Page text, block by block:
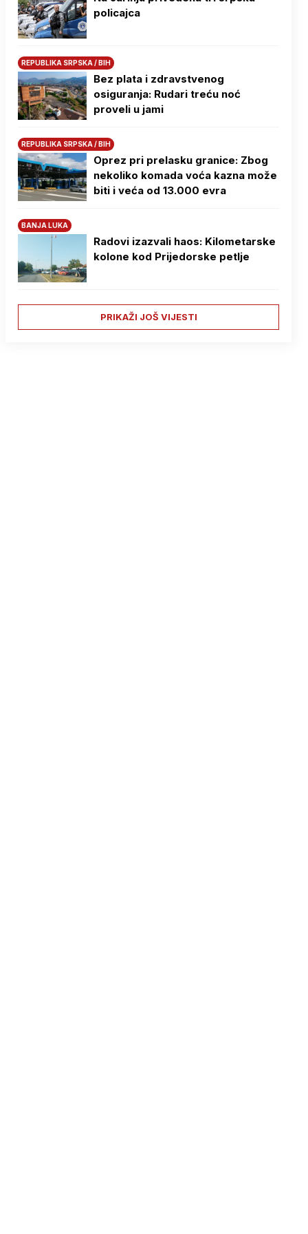
policajca
REPUBLIKA SRPSKA / BIH
Bez plata i zdravstvenog
osiguranja: Rudari treću noć
proveli u jami
REPUBLIKA SRPSKA / BIH
Oprez pri prelasku granice: Zbog
nekoliko komada voća kazna može
biti i veća od 13.000 evra
BANJA LUKA
Radovi izazvali haos: Kilometarske
kolone kod Prijedorske petlje
PRIKAŽI JOŠ VIJESTI